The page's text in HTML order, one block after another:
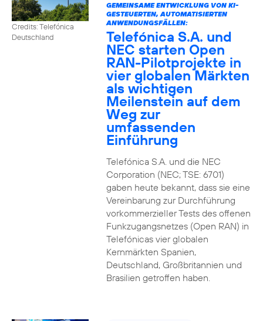
Credits: Telefónica
Deutschland
GEMEINSAME ENTWICKLUNG VON KI-
GESTEUERTEN, AUTOMATISIERTEN
ANWENDUNGSFÄLLEN:
Telefónica S.A. und
NEC starten Open
RAN-Pilotprojekte in
vier globalen Märkten
als wichtigen
Meilenstein auf dem
Weg zur
umfassenden
Einführung
Telefónica S.A. und die NEC
Corporation (NEC; TSE: 6701)
gaben heute bekannt, dass sie eine
Vereinbarung zur Durchführung
vorkommerzieller Tests des offenen
Funkzugangsnetzes (Open RAN) in
Telefónicas vier globalen
Kernmärkten Spanien,
Deutschland, Großbritannien und
Brasilien getroffen haben.